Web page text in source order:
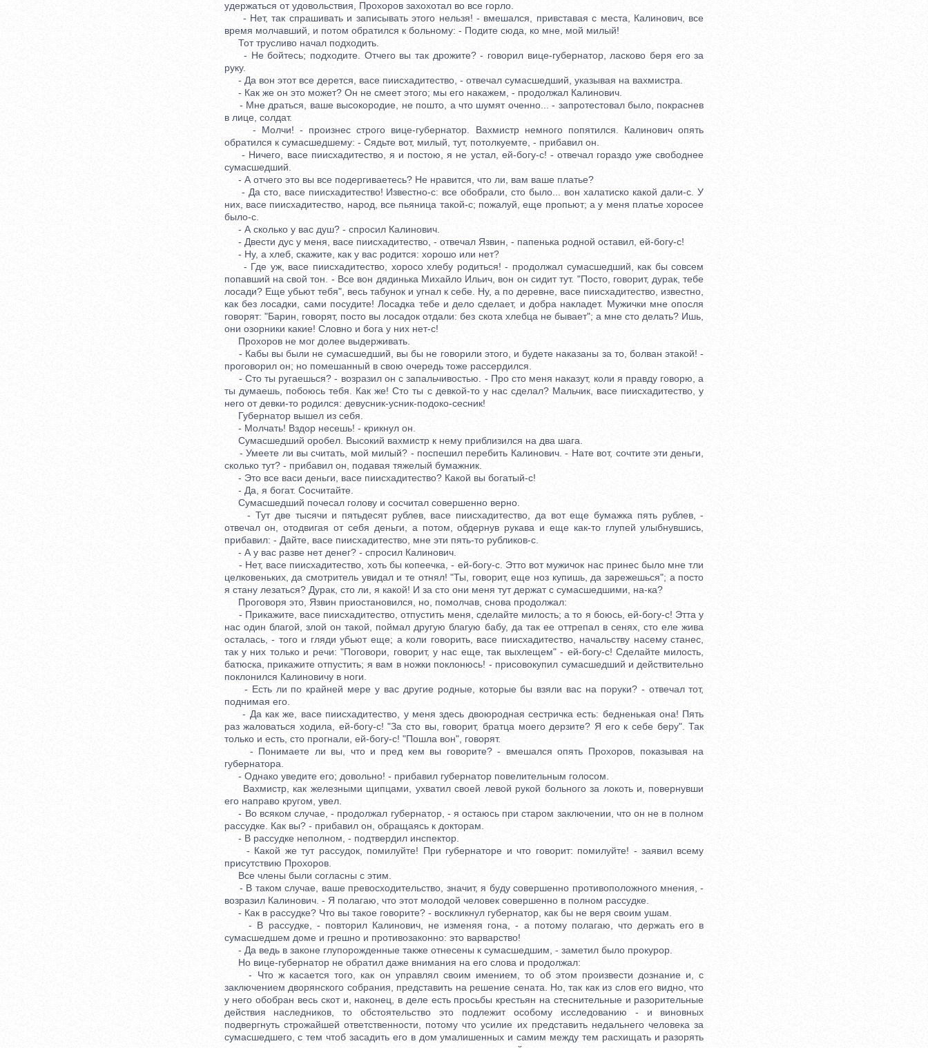
удержаться от удовольствия, Прохоров захохотал во все горло.
- Нет, так спрашивать и записывать этого нельзя! - вмешался, привставая с места, Калинович, все
время молчавший, и потом обратился к больному: - Подите сюда, ко мне, мой милый!
Тот трусливо начал подходить.
- Не бойтесь; подходите. Отчего вы так дрожите? - говорил вице-губернатор, ласково беря его за
руку.
- Да вон этот все дерется, васе пиисхадитество, - отвечал сумасшедший, указывая на вахмистра.
- Как же он это может? Он не смеет этого; мы его накажем, - продолжал Калинович.
- Мне драться, ваше высокородие, не пошто, а что шумят оченно... - запротестовал было, покраснев
в лице, солдат.
- Молчи! - произнес строго вице-губернатор. Вахмистр немного попятился. Калинович опять
обратился к сумасшедшему: - Сядьте вот, милый, тут, потолкуемте, - прибавил он.
- Ничего, васе пиисхадитество, я и постою, я не устал, ей-богу-с! - отвечал гораздо уже свободнее
сумасшедший.
- А отчего это вы все подергиваетесь? Не нравится, что ли, вам ваше платье?
- Да сто, васе пиисхадитество! Известно-с: все обобрали, сто было... вон халатиско какой дали-с. У
них, васе пиисхадитество, народ, все пьяница такой-с; пожалуй, еще пропьют; а у меня платье хоросее
было-с.
- А сколько у вас душ? - спросил Калинович.
- Двести дус у меня, васе пиисхадитество, - отвечал Язвин, - папенька родной оставил, ей-богу-с!
- Ну, а хлеб, скажите, как у вас родится: хорошо или нет?
- Где уж, васе пиисхадитество, хоросо хлебу родиться! - продолжал сумасшедший, как бы совсем
попавший на свой тон. - Все вон дядинька Михайло Ильич, вон он сидит тут. "Посто, говорит, дурак, тебе
лосади? Еще убьют тебя", весь табунок и угнал к себе. Ну, а по деревне, васе пиисхадитество, известно,
как без лосадки, сами посудите! Лосадка тебе и дело сделает, и добра накладет. Мужички мне опосля
говорят: "Барин, говорят, посто вы лосадок отдали: без скота хлебца не бывает"; а мне сто делать? Ишь,
они озорники какие! Словно и бога у них нет-с!
Прохоров не мог долее выдерживать.
- Кабы вы были не сумасшедший, вы бы не говорили этого, и будете наказаны за то, болван этакой! -
проговорил он; но помешанный в свою очередь тоже рассердился.
- Сто ты ругаешься? - возразил он с запальчивостью. - Про сто меня наказут, коли я правду говорю, а
ты думаешь, побоюсь тебя. Как же! Сто ты с девкой-то у нас сделал? Мальчик, васе пиисхадитество, у
него от девки-то родился: девусник-усник-подоко-сесник!
Губернатор вышел из себя.
- Молчать! Вздор несешь! - крикнул он.
Сумасшедший оробел. Высокий вахмистр к нему приблизился на два шага.
- Умеете ли вы считать, мой милый? - поспешил перебить Калинович. - Нате вот, сочтите эти деньги,
сколько тут? - прибавил он, подавая тяжелый бумажник.
- Это все васи деньги, васе пиисхадитество? Какой вы богатый-с!
- Да, я богат. Сосчитайте.
Сумасшедший почесал голову и сосчитал совершенно верно.
- Тут две тысячи и пятьдесят рублев, васе пиисхадитество, да вот еще бумажка пять рублев, -
отвечал он, отодвигая от себя деньги, а потом, обдернув рукава и еще как-то глупей улыбнувшись,
прибавил: - Дайте, васе пиисхадитество, мне эти пять-то рубликов-с.
- А у вас разве нет денег? - спросил Калинович.
- Нет, васе пиисхадитество, хоть бы копеечка, - ей-богу-с. Этто вот мужичок нас принес было мне тли
целковеньких, да смотритель увидал и те отнял! "Ты, говорит, еще ноз купишь, да зарежешься"; а посто
я стану лезаться? Дурак, сто ли, я какой! И за сто они меня тут держат с сумасшедшими, на-ка?
Проговоря это, Язвин приостановился, но, помолчав, снова продолжал:
- Прикажите, васе пиисхадитество, отпустить меня, сделайте милость; а то я боюсь, ей-богу-с! Этта у
нас один благой, злой он такой, поймал другую благую бабу, да так ее оттрепал в сенях, сто еле жива
осталась, - того и гляди убьют еще; а коли говорить, васе пиисхадитество, начальству насему станес,
так у них только и речи: "Поговори, говорит, у нас еще, так выхлещем" - ей-богу-с! Сделайте милость,
батюска, прикажите отпустить; я вам в ножки поклонюсь! - присовокупил сумасшедший и действительно
поклонился Калиновичу в ноги.
- Есть ли по крайней мере у вас другие родные, которые бы взяли вас на поруки? - отвечал тот,
поднимая его.
- Да как же, васе пиисхадитество, у меня здесь двоюродная сестричка есть: бедненькая она! Пять
раз жаловаться ходила, ей-богу-с! "За сто вы, говорит, братца моего дерзите? Я его к себе беру". Так
только и есть, сто прогнали, ей-богу-с! "Пошла вон", говорят.
- Понимаете ли вы, что и пред кем вы говорите? - вмешался опять Прохоров, показывая на
губернатора.
- Однако уведите его; довольно! - прибавил губернатор повелительным голосом.
Вахмистр, как железными щипцами, ухватил своей левой рукой больного за локоть и, повернувши
его направо кругом, увел.
- Во всяком случае, - продолжал губернатор, - я остаюсь при старом заключении, что он не в полном
рассудке. Как вы? - прибавил он, обращаясь к докторам.
- В рассудке неполном, - подтвердил инспектор.
- Какой же тут рассудок, помилуйте! При губернаторе и что говорит: помилуйте! - заявил всему
присутствию Прохоров.
Все члены были согласны с этим.
- В таком случае, ваше превосходительство, значит, я буду совершенно противоположного мнения, -
возразил Калинович. - Я полагаю, что этот молодой человек совершенно в полном рассудке.
- Как в рассудке? Что вы такое говорите? - воскликнул губернатор, как бы не веря своим ушам.
- В рассудке, - повторил Калинович, не изменяя гона, - а потому полагаю, что держать его в
сумасшедшем доме и грешно и противозаконно: это варварство!
- Да ведь в законе глупорожденные также отнесены к сумасшедшим, - заметил было прокурор.
Но вице-губернатор не обратил даже внимания на его слова и продолжал:
- Что ж касается того, как он управлял своим имением, то об этом произвести дознание и, с
заключением дворянского собрания, представить на решение сената. Но, так как из слов его видно, что
у него обобран весь скот и, наконец, в деле есть просьбы крестьян на стеснительные и разорительные
действия наследников, то обстоятельство это подлежит особому исследованию - и виновных
подвергнуть строжайшей ответственности, потому что усилие их представить недальнего человека за
сумасшедшего, с тем чтоб засадить его в дом умалишенных и самим между тем расхищать и разорять